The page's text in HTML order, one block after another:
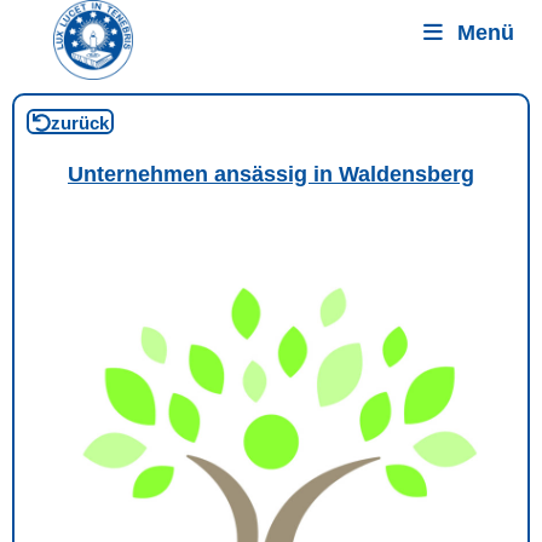
Menü
zurück
Unternehmen ansässig in Waldensberg